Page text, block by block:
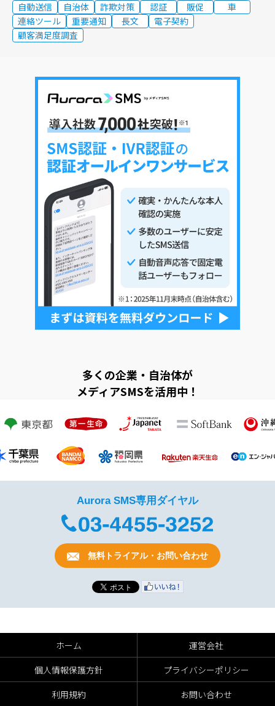
自動送信
自治体 詐欺対策 認証 販促
車
連絡ツール
重要通知 長文
電子契約
顧客満足度調査
多くの企業・自治体が
メディアSMSを活用中！
Aurora SMS専用ダイヤル
無料トライアル・お問い合わせ
ホーム
運営会社
個人情報保護方針
プライバシーポリシー
利用規約
お問い合わせ